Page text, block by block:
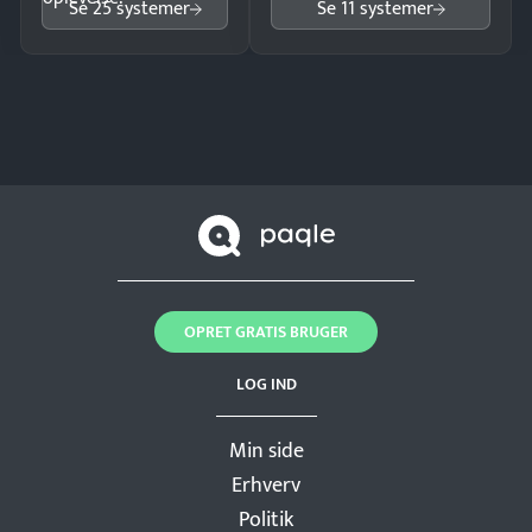
Se 25 systemer
Se 11 systemer
Min side
Erhverv
Politik
LOG IND
OPRET GRATIS BRUGER